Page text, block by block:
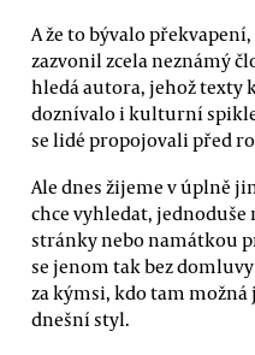
A že to bývalo
zazvonil zcela neznámý
hledá autora, jehož texty
doznívalo i kulturní
se lidé propojovali před
Ale dnes žijeme v úplně
chce vyhledat, jednoduše
stránky nebo namátkou
se jenom tak bez
za kýmsi, kdo tam
dnešní styl.